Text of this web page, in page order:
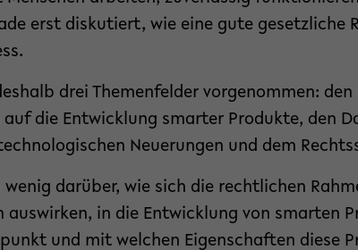
erst diskutiert, wie eine gute gesetzliche
drei Themenfelder vorgenommen: den
die Entwicklung smarter Produkte, den
Neuerungen und dem
wenig darüber, wie sich die rechtlichen
auswirken, in die Entwicklung von smarten
und mit welchen Eigenschaften diese